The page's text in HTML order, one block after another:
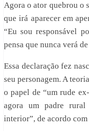
Agora o ator quebrou o
que irá aparecer em
“Eu sou responsável
pensa que nunca verá
Essa declaração fez
seu personagem. A
o papel de “um rude
agora um padre
interior”, de acordo